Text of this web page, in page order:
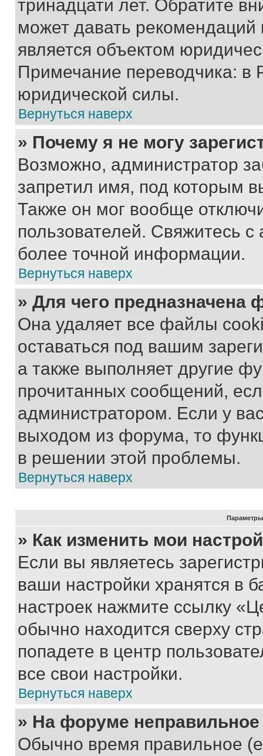
тринадцати лет. Обратите
может давать
является объектом
Примечание переводчика: в
юридической силы.
Вернуться наверх
» Почему я не могу
Возможно, администратор
запретил имя, под которым
Также он мог вообще
пользователей. Свяжитесь
более точной информации.
Вернуться наверх
» Для чего предназначена
Она удаляет все файлы
оставаться под вашим
а также выполняет другие
прочитанных сообщений,
администратором. Если у
выходом из форума, то
в решении этой проблемы.
Вернуться наверх
Параметры
» Как изменить мои
Если вы являетесь
ваши настройки хранятся в
настроек нажмите ссылку
обычно находится сверху
попадете в центр
все свои настройки.
Вернуться наверх
» На форуме
Обычно время правильное